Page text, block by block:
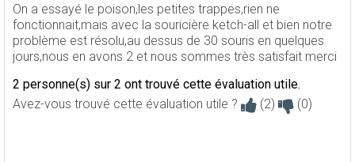
On a essayé le poison,les petites trappes,rien ne
fonctionnait,mais avec la souricière ketch-all et bien notre
problème est résolu,au dessus de 30 souris en quelques
jours,nous en avons 2 et nous sommes très satisfait merci
2 personne(s) sur 2 ont trouvé cette évaluation utile.
Avez-vous trouvé cette évaluation utile ?
(2) (0)